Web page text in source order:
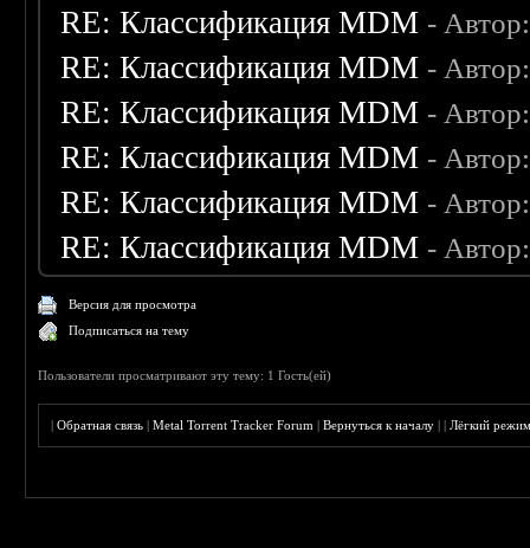
RE: Классификация MDM -
RE: Классификация MDM -
RE: Классификация MDM -
RE: Классификация MDM -
RE: Классификация MDM -
RE: Классификация MDM -
Версия для просмотра
Подписаться на тему
Пользователи просматривают эту тему: 1 Гость(ей)
|Обратная связь |Metal Torrent Tracker Forum |Вернуться к началу ||Лёгкий